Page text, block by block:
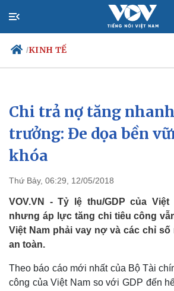
/KINH TẾ
Chính trị
Đảng
Tổ chức nhân sự
Quốc hội
Xã hội
Tin 24h
Dự
Chi trả nợ tăng
trưởng: Đe dọa bền
khóa
Thứ Bảy, 06:29, 12/05/2018
VOV.VN - Tỷ lệ thu/GDP của
nhưng áp lực tăng chi tiêu công
Việt Nam phải vay nợ và các chỉ
an toàn.
Theo báo cáo mới nhất của Bộ Tài
công của Việt Nam so với GDP đến